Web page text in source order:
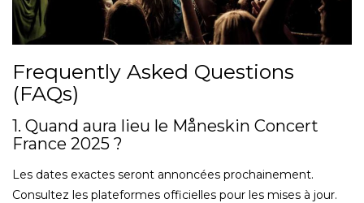
Frequently Asked Questions
(FAQs)
1. Quand aura lieu le Måneskin Concert
France 2025 ?
Les dates exactes seront annoncées prochainement.
Consultez les plateformes officielles pour les mises à jour.